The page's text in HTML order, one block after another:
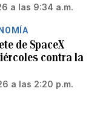
a las 9:34 a.m.
de SpaceX
contra la
a las 2:20 p.m.